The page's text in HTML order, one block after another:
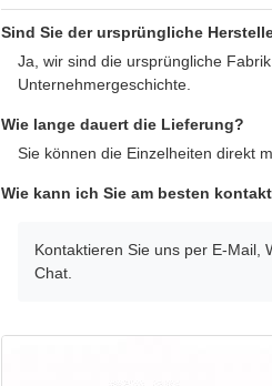
Sind Sie der ursprüngliche
Ja, wir sind die ursprüngliche
Unternehmergeschichte.
Wie lange dauert die Lieferung?
Sie können die Einzelheiten direkt
Wie kann ich Sie am besten
Kontaktieren Sie uns per E-Mail,
Chat.